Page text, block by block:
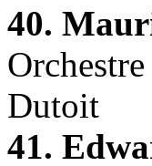
40.
Dutoit
41.